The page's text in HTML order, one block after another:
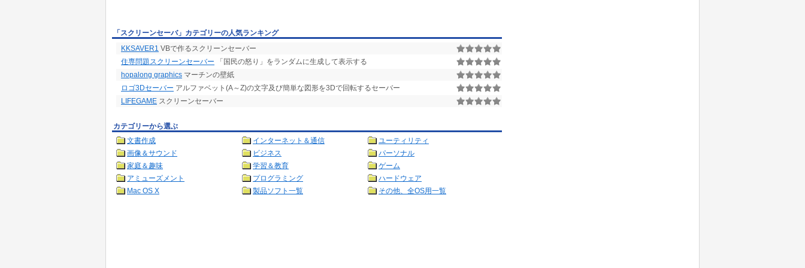
「スクリーンセーバ」カテゴリーの人気ランキング
KKSAVER1 VBで作るスクリーンセーバー
住専問題スクリーンセーバー 「国民の怒り」をランダムに生成して表示する
hopalong graphics マーチンの壁紙
ロゴ3Dセーバー アルファベット(A～Z)の文字及び簡単な図形を3Dで回転するセーバー
LIFEGAME スクリーンセーバー
カテゴリーから選ぶ
文書作成
インターネット＆通信
ユーティリティ
画像＆サウンド
ビジネス
パーソナル
家庭＆趣味
学習＆教育
ゲーム
アミューズメント
プログラミング
ハードウェア
Mac OS X
製品ソフト一覧 その他、全OS用一覧